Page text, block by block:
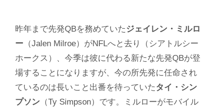
昨年まで先発QBを務めていた ジェイレン・ミルロ
ー （Jalen Milroe）がNFLへと去り（シアトルシー
ホークス）、今季は彼に代わる新たな先発QBが登
場することになりますが、今の所先発に任命され
ているのは長いこと出番を待っていた タイ・シン
プソン （Ty Simpson）です。ミルローがモバイル